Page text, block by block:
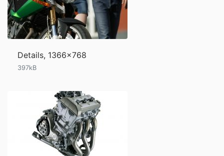
Details, 1366x768
397kB